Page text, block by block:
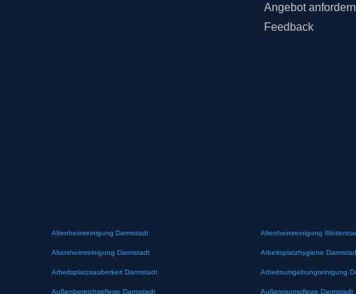
Angebot anfordern
Feedback
Altenheimreinigung Darmstadt Altenheimreinigung
Altersheimreinigung Darmstadt Arbeitsplatzhygiene
Arbeitsplatzsauberkeit Darmstadt Arbeitsumgebungreinigung
Außenbereichspflege Darmstadt Außenraumpflege Darmstadt